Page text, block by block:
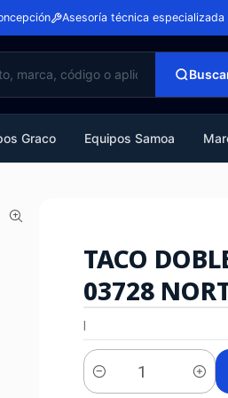
Asesoría técnica especializada
Graco Equipos Samoa
|
TACO
03728
Cantidad